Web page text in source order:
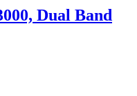
Dual Band